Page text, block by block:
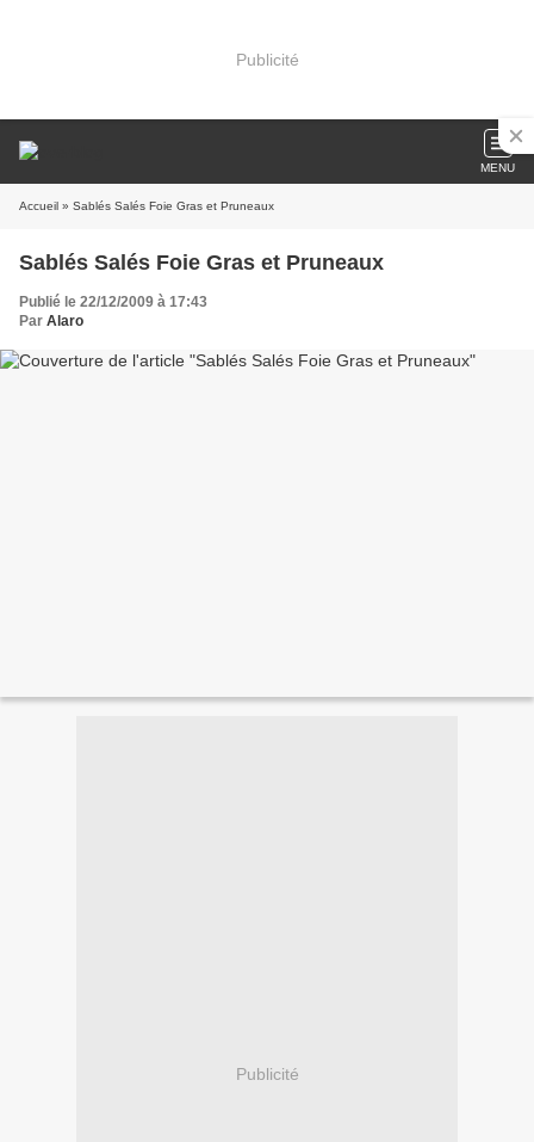
Publicité
MENU
Accueil » Sablés Salés Foie Gras et Pruneaux
Sablés Salés Foie Gras et Pruneaux
Publié le 22/12/2009 à 17:43
Par Alaro
Publicité